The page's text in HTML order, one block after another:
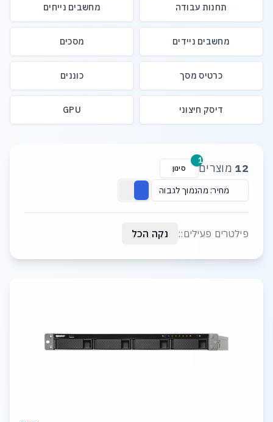
תחנות עבודה מחשבים נייחים
מחשבים ניידים מסכים
כרטיס מסך כוננים
דיסק חיצוני GPU
12 מוצרים סינון
1
מחיר: מהנמוך לגבוה
פילטרים פעילים:: נקה הכל